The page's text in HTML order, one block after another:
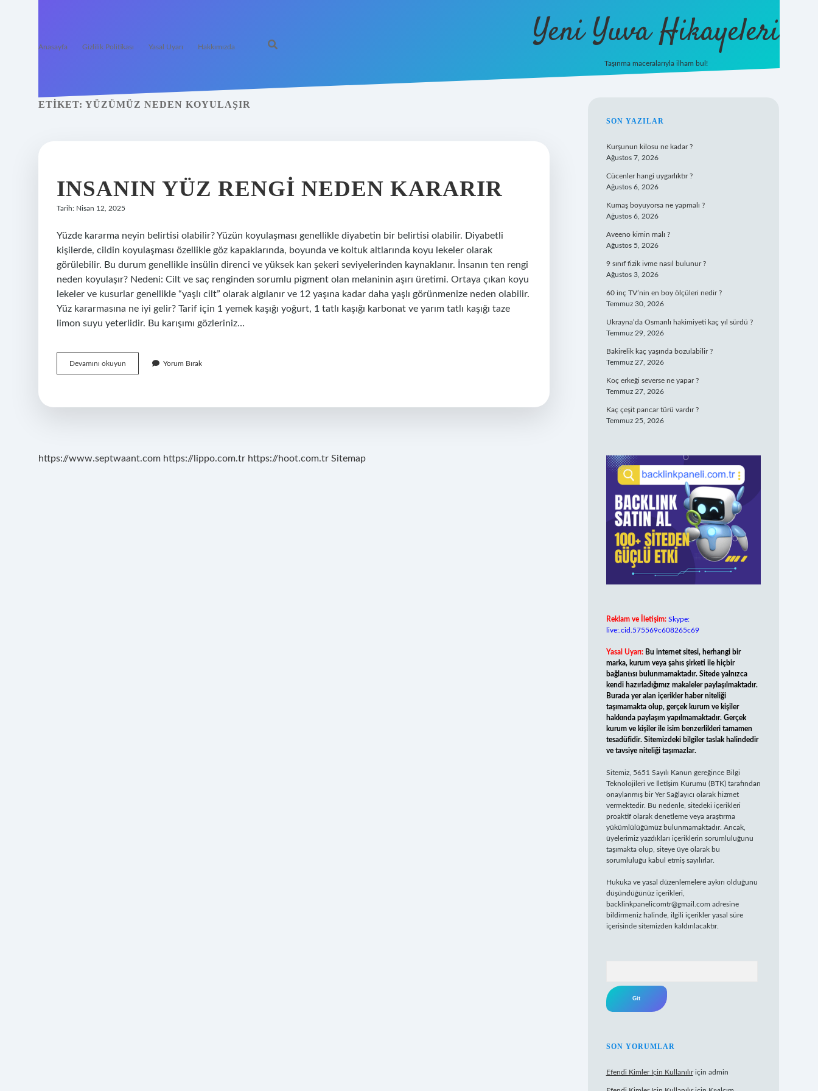
Anasayfa Gizlilik Politikası Yasal Uyarı Hakkımızda Yeni Yuva Hikayeleri
Taşınma maceralarıyla ilham bul!
ETIKET: YÜZÜMÜZ NEDEN KOYULAŞIR
INSANIN YÜZ RENGI NEDEN KARARIR
Tarih: Nisan 12, 2025
Yüzde kararma neyin belirtisi olabilir? Yüzün koyulaşması genellikle diyabetin bir belirtisi olabilir. Diyabetli
kişilerde, cildin koyulaşması özellikle göz kapaklarında, boyunda ve koltuk altlarında koyu lekeler olarak
görülebilir. Bu durum genellikle insülin direnci ve yüksek kan şekeri seviyelerinden kaynaklanır. İnsanın ten rengi
neden koyulaşır? Nedeni: Cilt ve saç renginden sorumlu pigment olan melaninin aşırı üretimi. Ortaya çıkan koyu
lekeler ve kusurlar genellikle “yaşlı cilt” olarak algılanır ve 12 yaşına kadar daha yaşlı görünmenize neden olabilir.
Yüz kararmasına ne iyi gelir? Tarif için 1 yemek kaşığı yoğurt, 1 tatlı kaşığı karbonat ve yarım tatlı kaşığı taze
limon suyu yeterlidir. Bu karışımı gözleriniz…
Devamını okuyun
Yüz
Kararır
Yorum Bırak
https://www.septwaant.com https://lippo.com.tr https://hoot.com.tr Sitemap
SIDEBAR
SON YAZILAR
Kurşunun kilosu ne kadar ?
Ağustos 7, 2026
Cücenler hangi uygarlıktır ?
Ağustos 6, 2026
Kumaş boyuyorsa ne yapmalı ?
Ağustos 6, 2026
Aveeno kimin malı ?
Ağustos 5, 2026
9 sınıf fizik ivme nasıl bulunur ?
Ağustos 3, 2026
60 inç TV’nin en boy ölçüleri nedir ?
Temmuz 30, 2026
Ukrayna’da Osmanlı hakimiyeti kaç yıl sürdü ?
Temmuz 29, 2026
Bakirelik kaç yaşında bozulabilir ?
Temmuz 27, 2026
Koç erkeği severse ne yapar ?
Temmuz 27, 2026
Kaç çeşit pancar türü vardır ?
Temmuz 25, 2026
Reklam ve İletişim: Skype:
live:.cid.575569c608265c69
Yasal Uyarı: Bu internet sitesi, herhangi bir
marka, kurum veya şahıs şirketi ile hiçbir
bağlantısı bulunmamaktadır. Sitede yalnızca
kendi hazırladığımız makaleler paylaşılmaktadır.
Burada yer alan içerikler haber niteliği
taşımamakta olup, gerçek kurum ve kişiler
hakkında paylaşım yapılmamaktadır. Gerçek
kurum ve kişiler ile isim benzerlikleri tamamen
tesadüfidir. Sitemizdeki bilgiler taslak halindedir
ve tavsiye niteliği taşımazlar.
Sitemiz, 5651 Sayılı Kanun gereğince Bilgi
Teknolojileri ve İletişim Kurumu (BTK) tarafından
onaylanmış bir Yer Sağlayıcı olarak hizmet
vermektedir. Bu nedenle, sitedeki içerikleri
proaktif olarak denetleme veya araştırma
yükümlülüğümüz bulunmamaktadır. Ancak,
üyelerimiz yazdıkları içeriklerin sorumluluğunu
taşımakta olup, siteye üye olarak bu
sorumluluğu kabul etmiş sayılırlar.
Hukuka ve yasal düzenlemelere aykırı olduğunu
düşündüğünüz içerikleri,
backlinkpanelicomtr@gmail.com adresine
bildirmeniz halinde, ilgili içerikler yasal süre
içerisinde sitemizden kaldırılacaktır.
SON YORUMLAR
Efendi Kimler Için Kullanılıriçin admin